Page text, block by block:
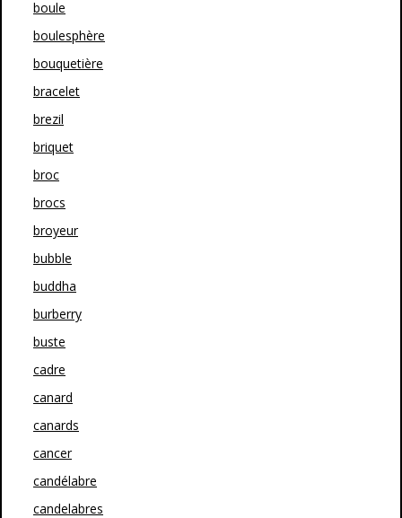
boule
boulesphère
bouquetière
bracelet
brezil
briquet
broc
brocs
broyeur
bubble
buddha
burberry
buste
cadre
canard
canards
cancer
candélabre
candelabres